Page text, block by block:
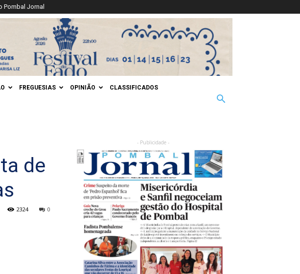
Pombal Jornal
FREGUESIAS OPINIÃO CLASSIFICADOS
de
0
2324
- Publicidade -